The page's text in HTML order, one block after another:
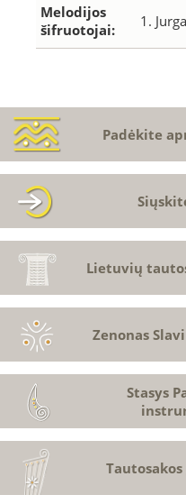
Melodijos
šifruotojai:
1.
Padėkite
Lietuvių
Zenonas
Stasys